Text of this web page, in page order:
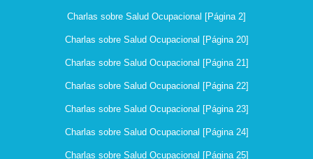
Charlas sobre Salud Ocupacional [Página 2]
Charlas sobre Salud Ocupacional [Página 20]
Charlas sobre Salud Ocupacional [Página 21]
Charlas sobre Salud Ocupacional [Página 22]
Charlas sobre Salud Ocupacional [Página 23]
Charlas sobre Salud Ocupacional [Página 24]
Charlas sobre Salud Ocupacional [Página 25]